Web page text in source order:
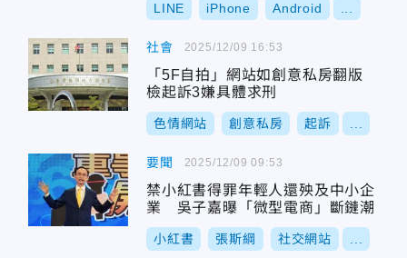
LINE iPhone Android
社會
「5F自拍」網站如創意私房翻版
檢起訴3嫌具體求刑
色情網站 創意私房 起訴
2025/12/09 16:53
要聞
禁小紅書得罪年輕人還殃及中小企
業 吳子嘉曝「微型電商」斷鏈潮
小紅書 張斯綱 社交網站
2025/12/09 09:53